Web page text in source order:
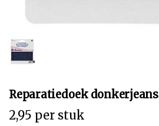
Reparatiedoek donkerjeans
2,95 per stuk